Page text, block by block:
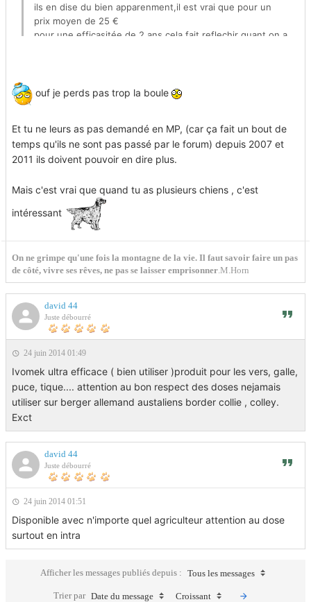
ils en dise du bien apparenment,il est vrai que pour un
prix moyen de 25 €
pour une efficasitée de 2 ans cela fait reflechir quant on a
ouf je perds pas trop la boule
Et tu ne leurs as pas demandé en MP, (car ça fait un bout de
temps qu'ils ne sont pas passé par le forum) depuis 2007 et
2011 ils doivent pouvoir en dire plus.
Mais c'est vrai que quand tu as plusieurs chiens , c'est
intéressant
On ne grimpe qu'une fois la montagne de la vie. Il faut savoir faire un pas
de côté, vivre ses rêves, ne pas se laisser emprisonner .M.Horn
david 44
Juste débourré
24 juin 2014 01:49
Ivomek ultra efficace ( bien utiliser )produit pour les vers, galle,
puce, tique.... attention au bon respect des doses nejamais
utiliser sur berger allemand austaliens border collie , colley.
Exct
david 44
Juste débourré
24 juin 2014 01:51
Disponible avec n'importe quel agriculteur attention au dose
surtout en intra
Afficher les messages publiés depuis : Tous les messages
Trier par Date du message Croissant